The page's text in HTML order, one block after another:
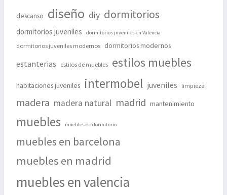
descanso diseño diy dormitorios
dormitorios juveniles dormitorios juveniles en Valencia
dormitorios juveniles modernos dormitorios modernos
estanterias estilos de muebles estilos muebles
habitaciones juveniles intermobel juveniles limpieza
madera madera natural madrid mantenimiento
muebles muebles de dormitorio
muebles en barcelona
muebles en madrid
muebles en valencia